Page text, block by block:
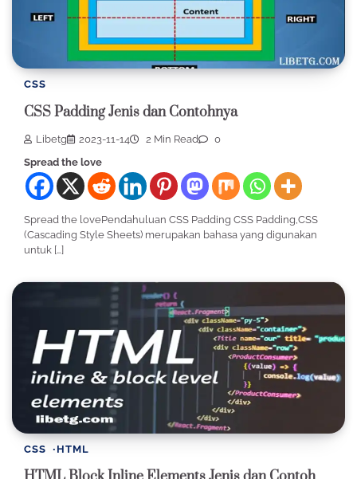
CSS
CSS Padding Jenis dan Contohnya
Libetg 2023-11-14 2 Min Read
0
Spread the love
Spread the lovePendahuluan CSS Padding CSS Padding,CSS
(Cascading Style Sheets) merupakan bahasa yang digunakan
untuk […]
CSS HTML